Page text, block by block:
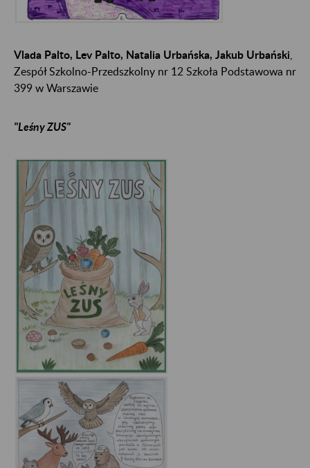
Vlada Palto, Lev Palto, Natalia Urbańska, Jakub Urbański
Zespół Szkolno-Przedszkolny nr 12 Szkoła Podstawowa nr
399 w Warszawie
"Leśny ZUS"